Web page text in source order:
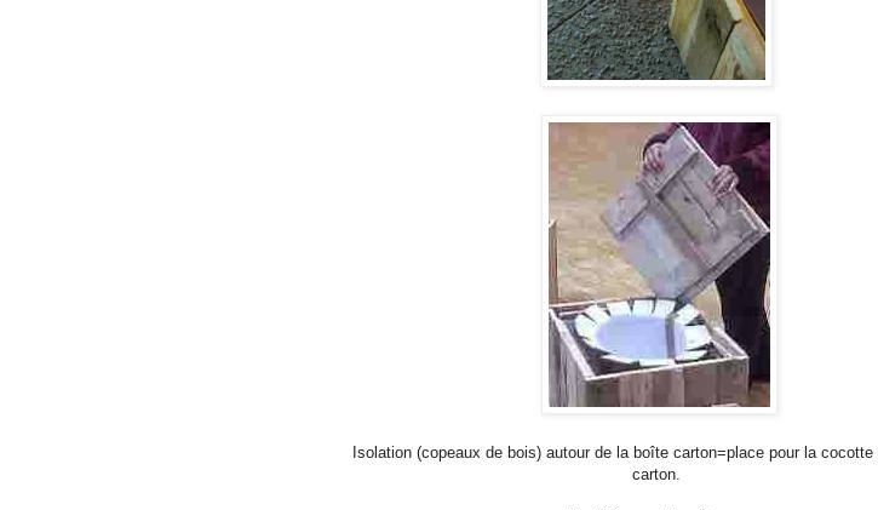
Isolation (copeaux de bois) autour de la boîte carton=place pour la
carton.